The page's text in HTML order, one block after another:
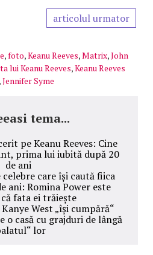
articolul urmator
,foto,Keanu Reeves,Matrix,John
lui Keanu Reeves,Keanu Reeves
,Jennifer Syme
tema...
pe Keanu Reeves: Cine
prima lui iubită după 20
de ani
care își caută fiica
ani: Romina Power este
fata ei trăiește
West „își cumpără“
o casă cu grajduri de lângă
lor